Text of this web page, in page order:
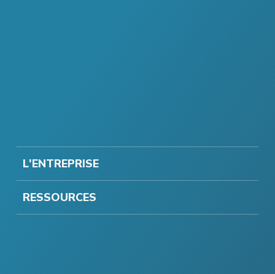
L'ENTREPRISE
RESSOURCES